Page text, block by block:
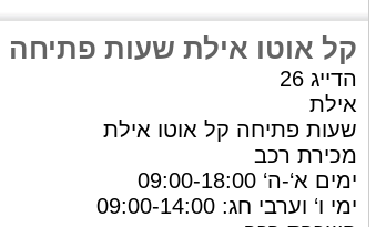
קל אוטו אילת שעות פתיחה
הדייג 26
אילת
שעות פתיחה קל אוטו אילת
מכירת רכב
ימים א‘-ה‘ 09:00-18:00
ימי ו‘ וערבי חג: 09:00-14:00